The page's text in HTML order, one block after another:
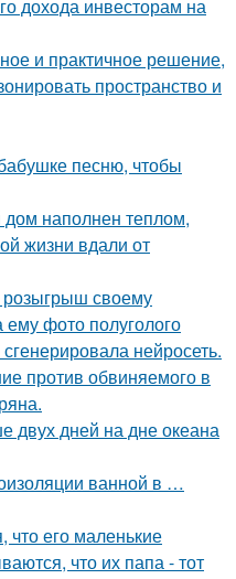
дохода инвесторам на
и практичное решение,
пространство и
песню, чтобы
наполнен теплом,
жизни вдали от
своему
ему фото полуголого
нейросеть.
против обвиняемого в
двух дней на дне океана
ванной в …
что его маленькие
что их папа - тот